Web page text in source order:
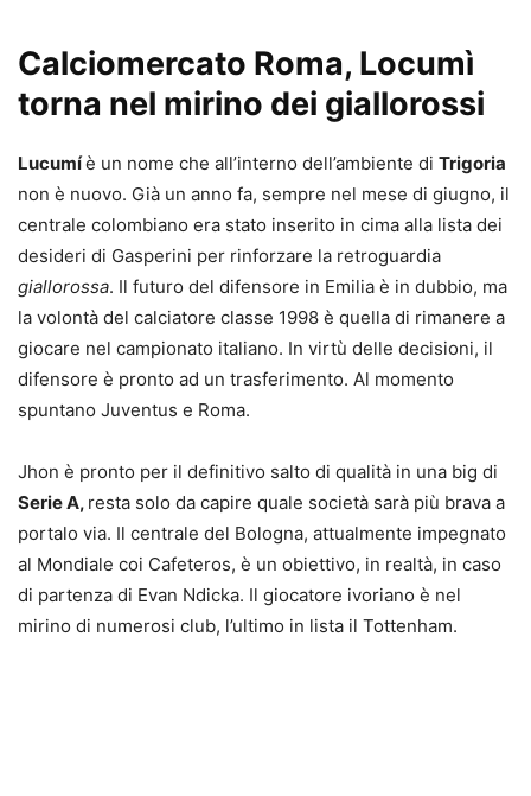
Calciomercato Roma, Locumì
torna nel mirino dei giallorossi
Lucumíè un nome che all’interno dell’ambiente di Trigoria
non è nuovo. Già un anno fa, sempre nel mese di giugno, il
centrale colombiano era stato inserito in cima alla lista dei
desideri di Gasperini per rinforzare la retroguardia
giallorossa. Il futuro del difensore in Emilia è in dubbio, ma
la volontà del calciatore classe 1998 è quella di rimanere a
giocare nel campionato italiano. In virtù delle decisioni, il
difensore è pronto ad un trasferimento. Al momento
spuntano Juventus e Roma.
Jhon è pronto per il definitivo salto di qualità in una big di
Serie A, resta solo da capire quale società sarà più brava a
portalo via. Il centrale del Bologna, attualmente impegnato
al Mondiale coi Cafeteros, è un obiettivo, in realtà, in caso
di partenza di Evan Ndicka. Il giocatore ivoriano è nel
mirino di numerosi club, l’ultimo in lista il Tottenham.